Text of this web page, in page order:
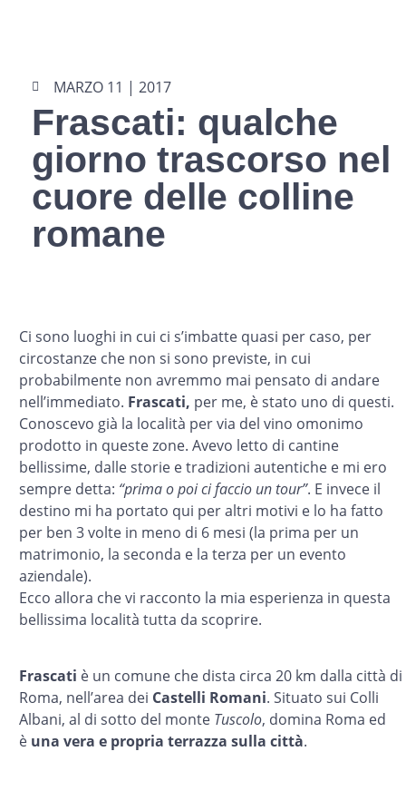
MARZO 11 | 2017
Frascati: qualche
giorno trascorso nel
cuore delle colline
romane
Ci sono luoghi in cui ci s’imbatte quasi per caso, per
circostanze che non si sono previste, in cui
probabilmente non avremmo mai pensato di andare
nell’immediato. Frascati, per me, è stato uno di questi.
Conoscevo già la località per via del vino omonimo
prodotto in queste zone. Avevo letto di cantine
bellissime, dalle storie e tradizioni autentiche e mi ero
sempre detta: “prima o poi ci faccio un tour”. E invece il
destino mi ha portato qui per altri motivi e lo ha fatto
per ben 3 volte in meno di 6 mesi (la prima per un
matrimonio, la seconda e la terza per un evento
aziendale).
Ecco allora che vi racconto la mia esperienza in questa
bellissima località tutta da scoprire.
Frascati è un comune che dista circa 20 km dalla città di
Roma, nell’area dei Castelli Romani. Situato sui Colli
Albani, al di sotto del monte Tuscolo, domina Roma ed
è una vera e propria terrazza sulla città.